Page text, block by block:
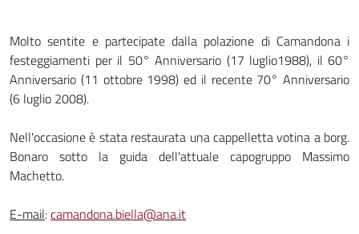
Molto sentite e partecipate dalla polazione di Camandona i
festeggiamenti per il 50° Anniversario (17 luglio1988), il 60°
Anniversario (11 ottobre 1998) ed il recente 70° Anniversario
(6 luglio 2008).
Nell'occasione è stata restaurata una cappelletta votina a borg.
Bonaro sotto la guida dell'attuale capogruppo Massimo
Machetto.
E-mail:camandona.biella@ana.it